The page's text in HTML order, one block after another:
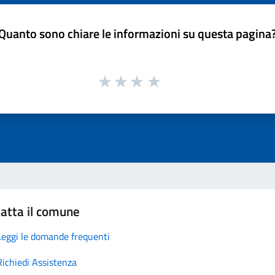
sono chiare le informazioni su questa
il comune
le domande frequenti
Assistenza